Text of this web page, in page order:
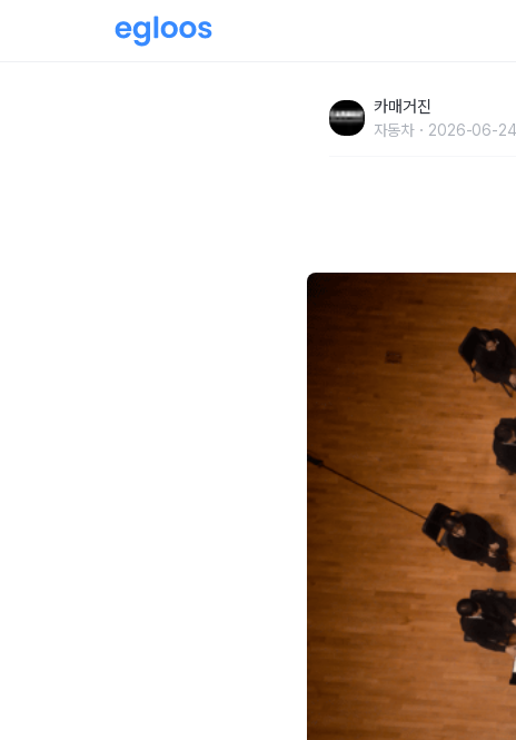
카매거진
자동차 2026-06-